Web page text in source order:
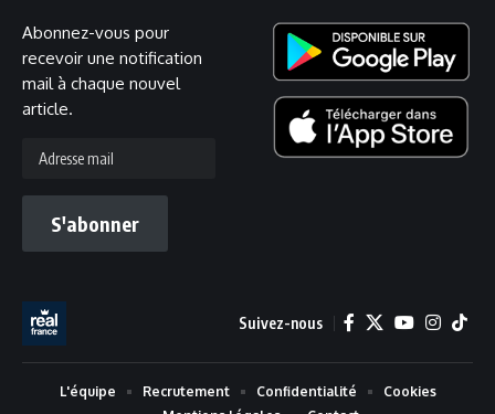
Abonnez-vous pour
recevoir une notification
mail à chaque nouvel
article.
mail
S'abonner
Suivez-nous
L'équipe Recrutement Confidentialité
Cookies